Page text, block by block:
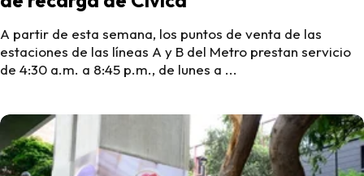
A partir de esta semana, los puntos de venta de las
estaciones de las líneas A y B del Metro prestan servicio
de 4:30 a.m. a 8:45 p.m., de lunes a ...